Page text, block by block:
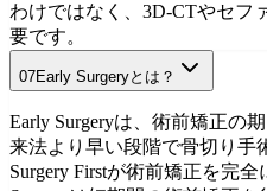
Surgery First完全解説
初診相談を予約
わけではなく、3D-CTやセフ
要です。
07Early Surgeryとは？
Early Surgeryは、術前矯正の
来法より早い段階で骨切り手
Surgery Firstが術前矯正を完